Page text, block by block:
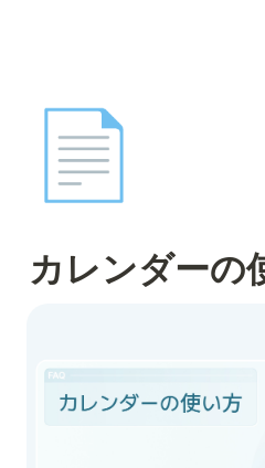
📄
カレンダーの